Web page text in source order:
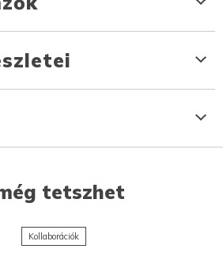
tetszhet
Kollaborációk